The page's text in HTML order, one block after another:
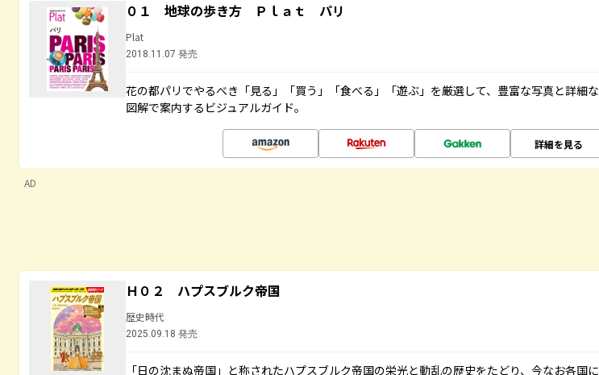
０１ 地球の歩き方 Ｐｌａｔ パリ
Plat
2018.11.07 発売
花の都パリでやるべき「見る」「買う」「食べる」「遊ぶ」を厳選して、豊富な写真と詳細な
図解で案内するビジュアルガイド。
詳細を見る
AD
Ｈ０２ ハプスブルク帝国
歴史時代
2025.09.18 発売
「日の沈まぬ帝国」と称されたハプスブルク帝国の栄光と動乱の歴史をたどり、今なお各国に